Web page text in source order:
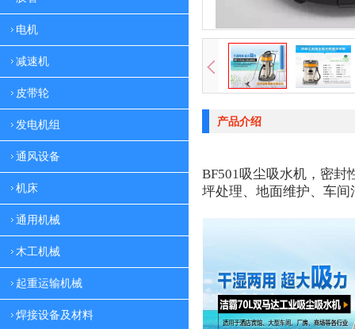
电机
减速机
皮带轮
发电机组
通风设备
机床
通用机械
木工机械
起重运输机械
焊接设备及材料
产品介绍
BF501吸尘吸水机，密封
坪处理、地面维护、车